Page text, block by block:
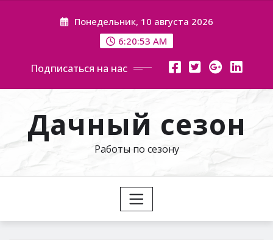
Понедельник, 10 августа 2026
6:20:54 AM
Подписаться на нас
Дачный сезон
Работы по сезону